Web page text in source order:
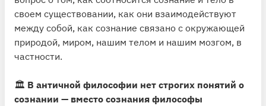
своем существовании, как они взаимодействуют
между собой, как сознание связано с окружающей
природой, миром, нашим телом и нашим мозгом, в
частности.
🏛 В античной философии нет строгих понятий о
сознании — вместо сознания философы